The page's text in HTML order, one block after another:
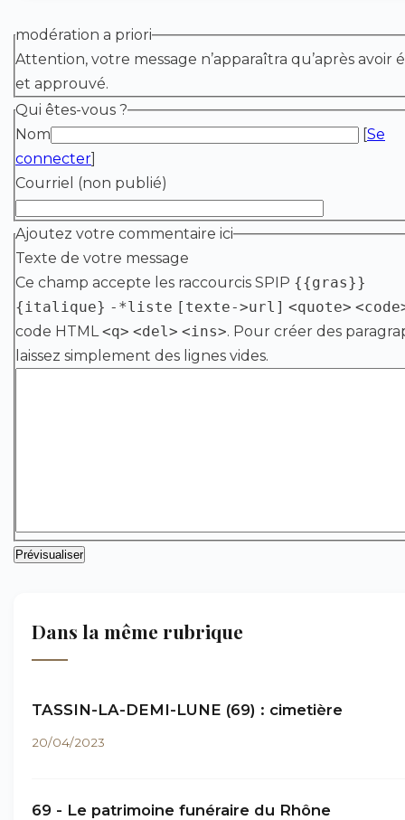
modération a priori
Attention, votre message n’apparaîtra qu’après avoir
et approuvé.
Qui êtes-vous ?
Nom
[Se
connecter]
Courriel (non publié)
Ajoutez votre commentaire ici
Texte de votre message
Ce champ accepte les raccourcis SPIP {{gras}}
{italique} -*liste [texte->url] <quote>
code HTML<q> <del> <ins>. Pour créer des
laissez simplement des lignes vides.
Dans la même rubrique
TASSIN-LA-DEMI-LUNE (69) : cimetière
20/04/2023
69 - Le patrimoine funéraire du Rhône